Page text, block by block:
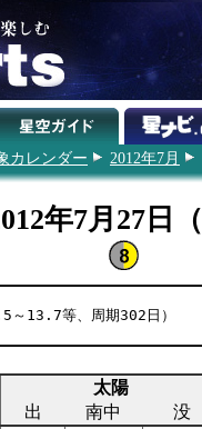
カレンダー 2012年7月
年7月27日
～13.7等、周期302日）
太陽
出 南中
没